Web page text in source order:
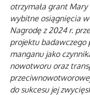
otrzymała grant Mary
wybitne osiągnięcia
Nagrodę z 2024 r.
projektu badawczego
manganu jako
nowotworu oraz
do sukcesu jej